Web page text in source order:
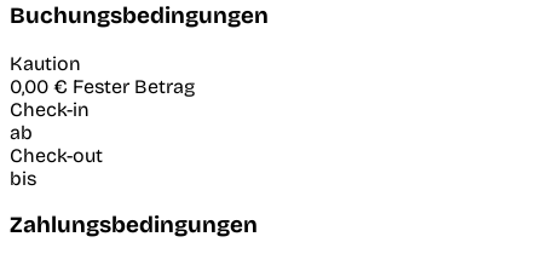
Buchungsbedingungen
Kaution
0,00 € Fester Betrag
Check-in
ab
Check-out
bis
Zahlungsbedingungen